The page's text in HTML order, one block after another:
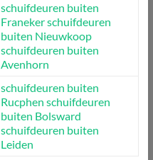
schuifdeuren buiten
Franekerschuifdeuren
buiten Nieuwkoop
schuifdeuren buiten
Avenhorn
schuifdeuren buiten
Rucphen schuifdeuren
buiten Bolsward
schuifdeuren buiten
Leiden